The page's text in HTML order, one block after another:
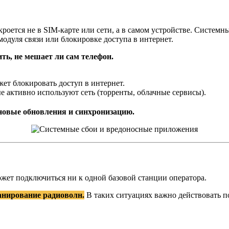
не в SIM-карте или сети, а в самом устройстве.
связи или блокировке доступа в интернет.
не мешает ли сам телефон.
блокировать доступ в интернет.
активно используют сеть (торренты, облачные сервисы).
обновления и синхронизацию.
подключиться ни к одной базовой станции оператора.
радиоволн. В таких ситуациях важно действовать